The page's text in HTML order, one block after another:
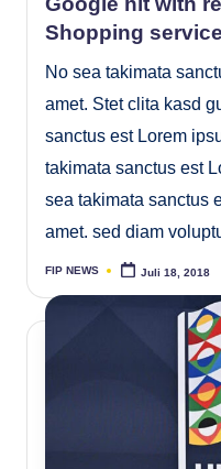
Shopping service
No sea takimata
amet. Stet clita kasd
sanctus est Lorem
takimata sanctus est
sea takimata sanctus
amet. sed diam
Posted
FIP NEWS Juli 18, 2018